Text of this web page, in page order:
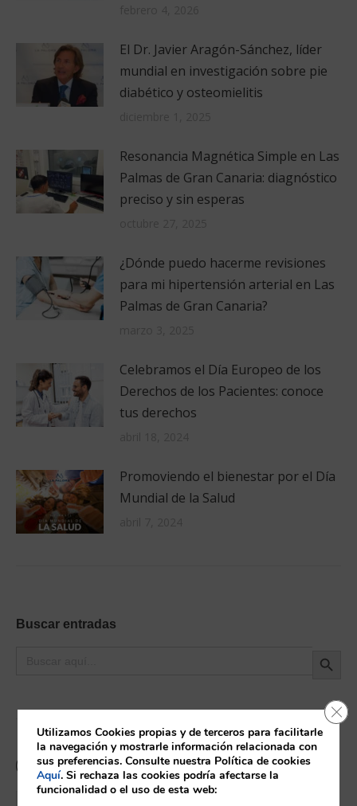
El Dr. Javier Aragón-Sánchez, líder
mundial en investigación sobre pie
diabético y osteomielitis
Resonancia Magnética Simple en Las
Palmas de Gran Canaria: diagnóstico
preciso y sin esperas
¿Dónde puedo hacerme revisiones
para mi hipertensión arterial en Las
Palmas de Gran Canaria?
Celebramos el Día Europeo de los
Derechos de los Pacientes: conoce
tus derechos
Promoviendo el bienestar por el Día
Mundial de la Salud
Buscar entradas
¿Te llamamos nosotros?
Utilizamos Cookies propias y de terceros para facilitarle
la navegación y mostrarle información relacionada con
sus preferencias. Consulte nuestra Política de cookies
Aquí. Si rechaza las cookies podría afectarse la
funcionalidad o el uso de esta web: